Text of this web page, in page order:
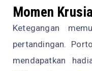
Momen
Ketegangan
pertandingan.
mendapatkan